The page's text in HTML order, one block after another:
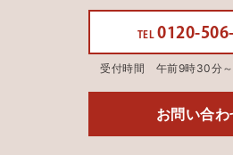
TEL 0120-
受付時間 午前9時30分
お問い合わ